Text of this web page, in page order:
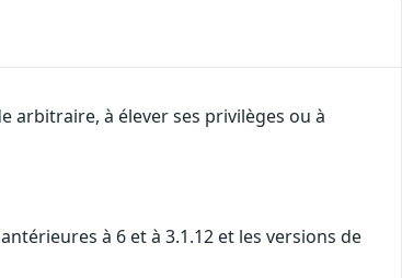
arbitraire, à élever ses privilèges ou à
à 6 et à 3.1.12 et les versions de